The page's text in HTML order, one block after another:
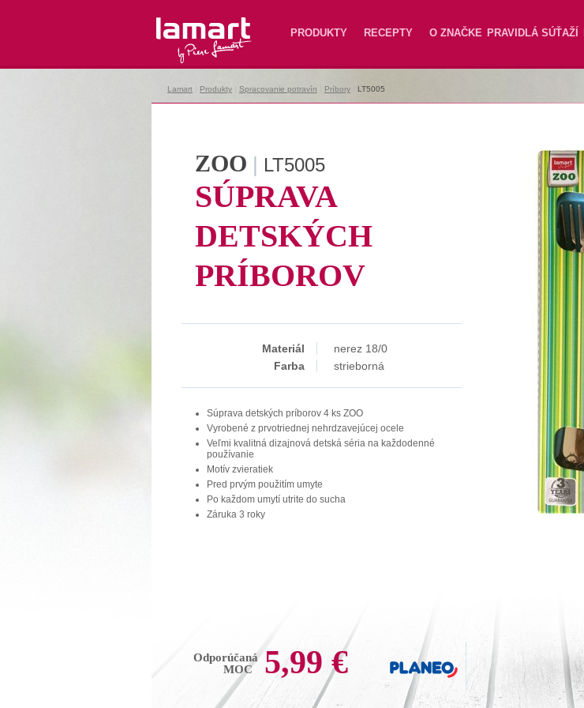
Lamart PRODUKTY RECEPTY O ZNAČKE PRAVIDLÁ SÚŤAŽÍ
Lamart Produkty Spracovanie potravín Príbory LT5005
ZOO | LT5005
SÚPRAVA
DETSKÝCH
PRÍBOROV
Materiál
nerez 18/0
Farba
strieborná
Súprava detských príborov 4 ks ZOO
Vyrobené z prvotriednej nehrdzavejúcej ocele
Veľmi kvalitná dizajnová detská séria na každodenné
používanie
Motív zvieratiek
Pred prvým použitím umyte
Po každom umytí utrite do sucha
Záruka 3 roky
Odporúčaná
MOC
5,99 €